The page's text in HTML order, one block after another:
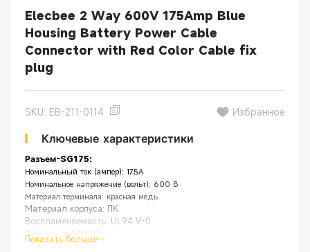
Elecbee 2 Way 600V 175Amp Blue
Housing Battery Power Cable
Connector with Red Color Cable fix
plug
SKU: EB-211-0114 Избранное
Ключевые характеристики
Разъем-SG175:
Номинальный ток (ампер): 175А
Номинальное напряжение (вольт): 600 В
Материал терминала: красная медь
Материал корпуса: ПК
Воспламеняемость: UL94 V-0
Терминал-SG175:
Материал терминала: посеребренная медь
Показать больше